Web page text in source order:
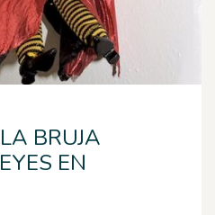
BRUJA
EN